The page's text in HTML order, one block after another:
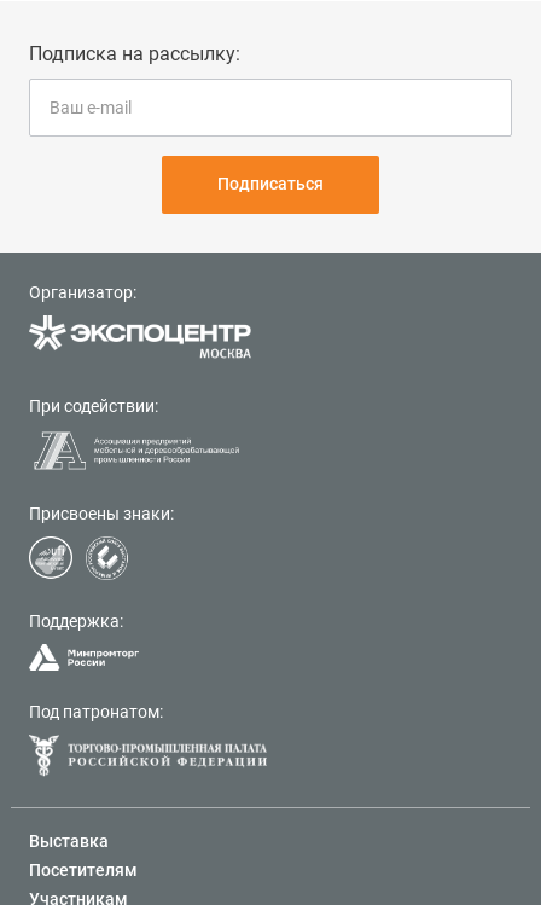
Подписка на рассылку:
Подписаться
Организатор:
При содействии:
Присвоены знаки:
Поддержка:
Под патронатом:
Выставка
Посетителям
Участникам